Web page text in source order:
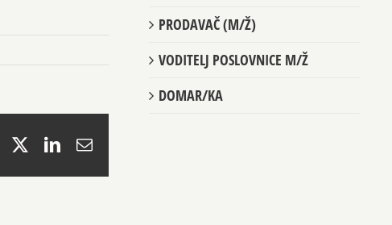
FacebookLinkedIn
Email
PRODAVAČ (M/Ž)
VODITELJ POSLOVNICE M/Ž
DOMAR/KA